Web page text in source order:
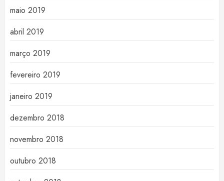
maio 2019
abril 2019
março 2019
fevereiro 2019
janeiro 2019
dezembro 2018
novembro 2018
outubro 2018